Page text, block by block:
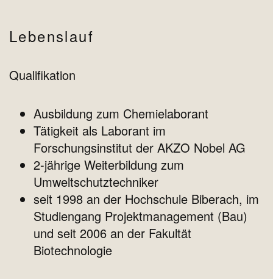
Lebenslauf
Qualifikation
Ausbildung zum Chemielaborant
Tätigkeit als Laborant im
Forschungsinstitut der AKZO Nobel AG
2-jährige Weiterbildung zum
Umweltschutztechniker
seit 1998 an der Hochschule Biberach, im
Studiengang Projektmanagement (Bau)
und seit 2006 an der Fakultät
Biotechnologie